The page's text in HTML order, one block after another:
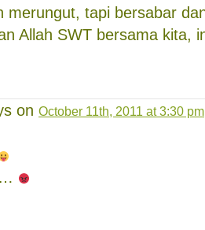
merungut, tapi bersabar
Allah SWT bersama kita,
on October 11th, 2011 at 3:30 pm